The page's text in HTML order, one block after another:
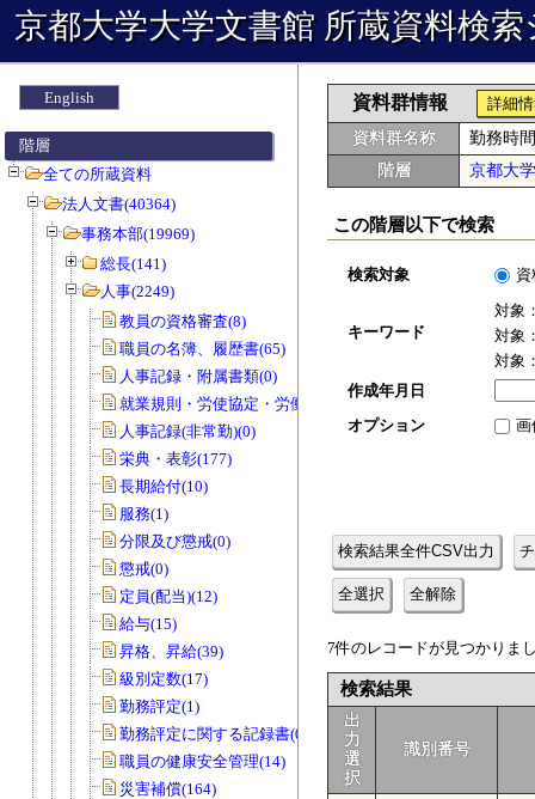
京都大学大学文書館 所蔵資料検
English
階層
全ての所蔵資料
法人文書(40364)
事務本部(19969)
総長(141)
人事(2249)
教員の資格審査(8)
職員の名簿、履歴書(65)
人事記録・附属書類(0)
就業規則・労使協定・労働協約(0)
人事記録(非常勤)(0)
栄典・表彰(177)
長期給付(10)
服務(1)
分限及び懲戒(0)
懲戒(0)
定員(配当)(12)
給与(15)
昇格、昇給(39)
級別定数(17)
勤務評定(1)
勤務評定に関する記録書(0)
職員の健康安全管理(14)
災害補償(164)
資料群情報
詳細
資料群名称
勤務時
階層
京都大
この階層以下で検索
検索対象 資
キーワード
対象
対象
対象
作成年月日
オプション
画
検索結果全件CSV出力
全選択 全解除
7件のレコードが見つかりま
検索結果
出
力
選
択
識別番号